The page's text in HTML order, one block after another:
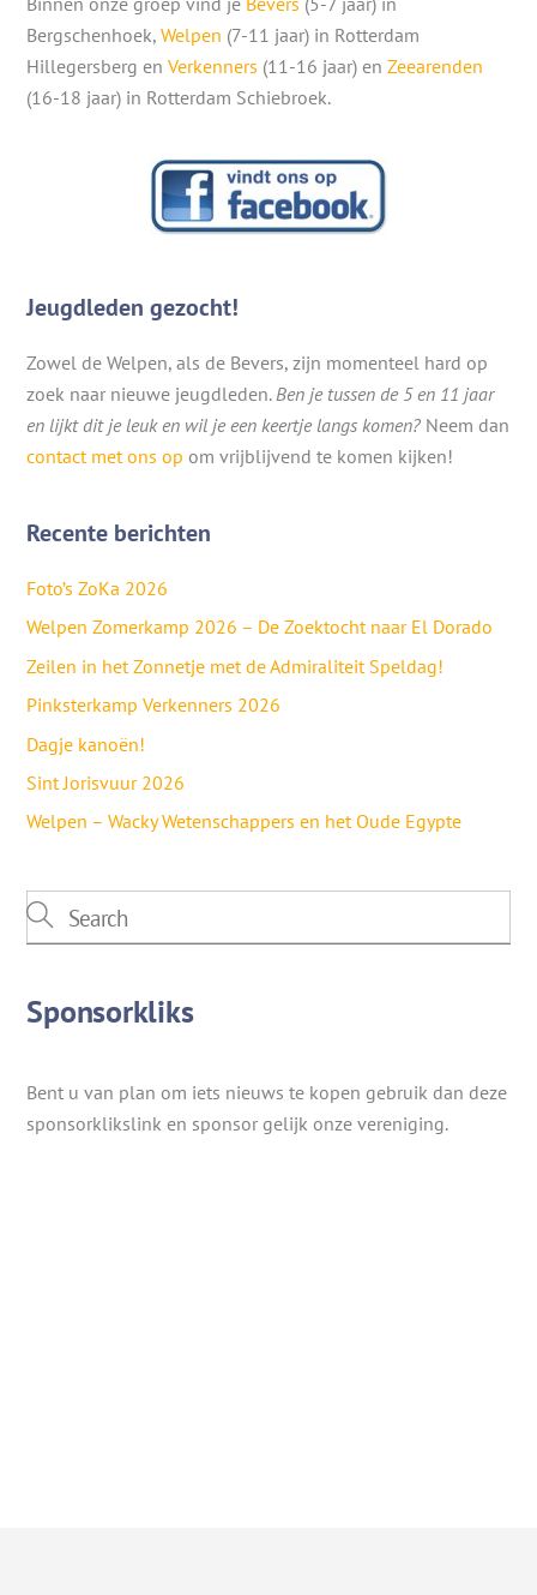
Bergschenhoek,Welpen (7-11 jaar) in Rotterdam
Hillegersberg enVerkenners (11-16 jaar) enZeearenden
(16-18 jaar) in Rotterdam Schiebroek.
Jeugdleden gezocht!
Zowel de Welpen, als de Bevers, zijn momenteel hard op
zoek naar nieuwe jeugdleden. Ben je tussen de 5 en 11 jaar
en lijkt dit je leuk en wil je een keertje langs komen? Neem dan
contact met ons op om vrijblijvend te komen kijken!
Recente berichten
Foto’s ZoKa 2026
Welpen Zomerkamp 2026 – De Zoektocht naar El Dorado
Zeilen in het Zonnetje met de Admiraliteit Speldag!
Pinksterkamp Verkenners 2026
Dagje kanoën!
Sint Jorisvuur 2026
Welpen – Wacky Wetenschappers en het Oude Egypte
Sponsorkliks
Bent u van plan om iets nieuws te kopen gebruik dan deze
sponsorklikslink en sponsor gelijk onze vereniging.